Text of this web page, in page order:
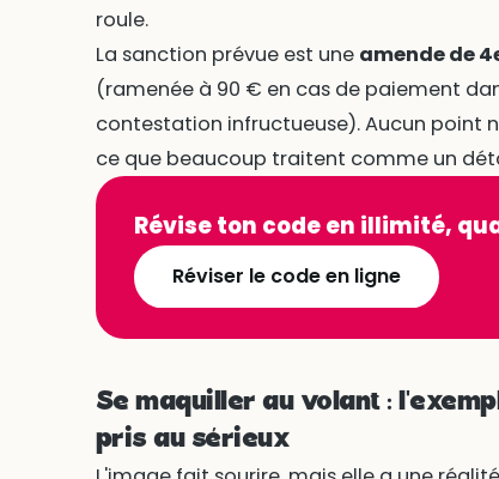
roule.
La sanction prévue est une amende de
(ramenée à 90 € en cas de paiement
contestation infructueuse). Aucun point
ce que beaucoup traitent comme un
Révise ton code en illimité,
Réviser le code en ligne
Se maquiller au volant :
pris au sérieux